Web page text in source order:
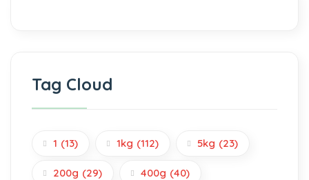
Tag Cloud
1 (13) 1kg (112) 5kg (23)
200g (29) 400g (40)